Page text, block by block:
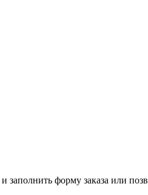
заполнить форму заказа или